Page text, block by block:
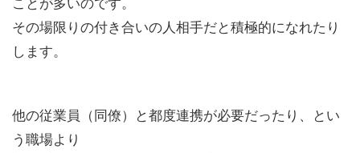
その場限りの付き合いの人相手だと積極的になれたり
します。
他の従業員（同僚）と都度連携が必要だったり、とい
う職場より